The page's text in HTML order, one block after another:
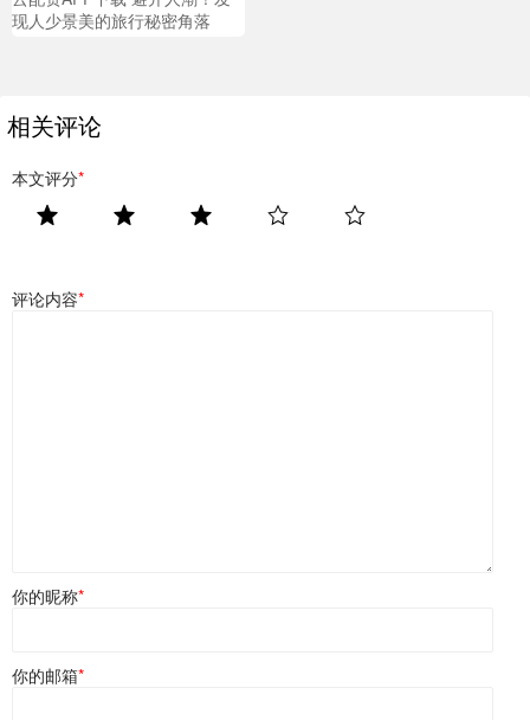
现人少景美的旅行秘密角落
相关评论
本文评分*
评论内容*
你的昵称*
你的邮箱*